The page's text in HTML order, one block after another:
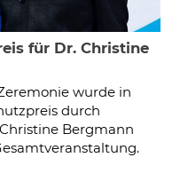
für Dr. Christine
wurde in
durch
Bergmann